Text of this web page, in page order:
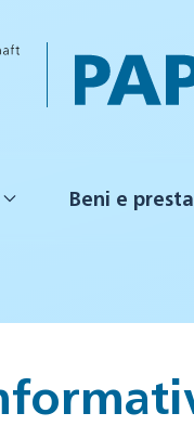
Beni e